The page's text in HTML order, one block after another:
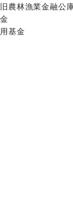
農林漁業金融公
基金